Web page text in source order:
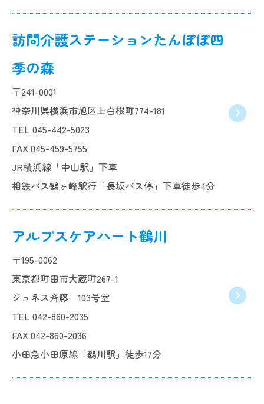
訪問介護ステーションたんぽぽ四
季の森
〒241-0001
神奈川県横浜市旭区上白根町774-181
TEL 045-442-5023
FAX 045-459-5755
JR横浜線「中山駅」下車
相鉄バス鶴ヶ峰駅行「長坂バス停」下車徒歩4分
アルプスケアハート鶴川
〒195-0062
東京都町田市大蔵町267-1
ジュネス斉藤 103号室
TEL 042-860-2035
FAX 042-860-2036
小田急小田原線「鶴川駅」徒歩17分